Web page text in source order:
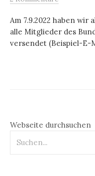
Am 7.9.2022 haben wir
alle Mitglieder des
versendet (Beispiel-E-
Webseite durchsuchen